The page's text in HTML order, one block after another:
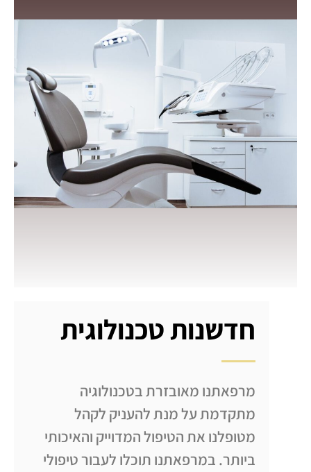
חדשנות טכנולוגית
מרפאתנו מאובזרת בטכנולוגיה
מתקדמת על מנת להעניק לקהל
מטופלנו את הטיפול המדוייק והאיכותי
ביותר. במרפאתנו תוכלו לעבור טיפולי